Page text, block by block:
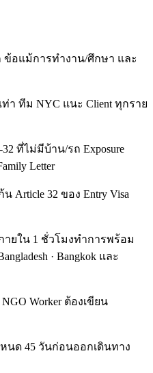
ข้อแม้การทำงาน/ศึกษา และ
ท่า ทีม NYC แนะ Client ทุกราย
ที่ไม่มีบ้าน/รถ Exposure
Letter
Article 32 ของ Entry Visa
ายใน 1 ชั่วโมงทำการพร้อม
· Bangkok และ
Worker ต้องเขียน
หนด 45 วันก่อนออกเดินทาง